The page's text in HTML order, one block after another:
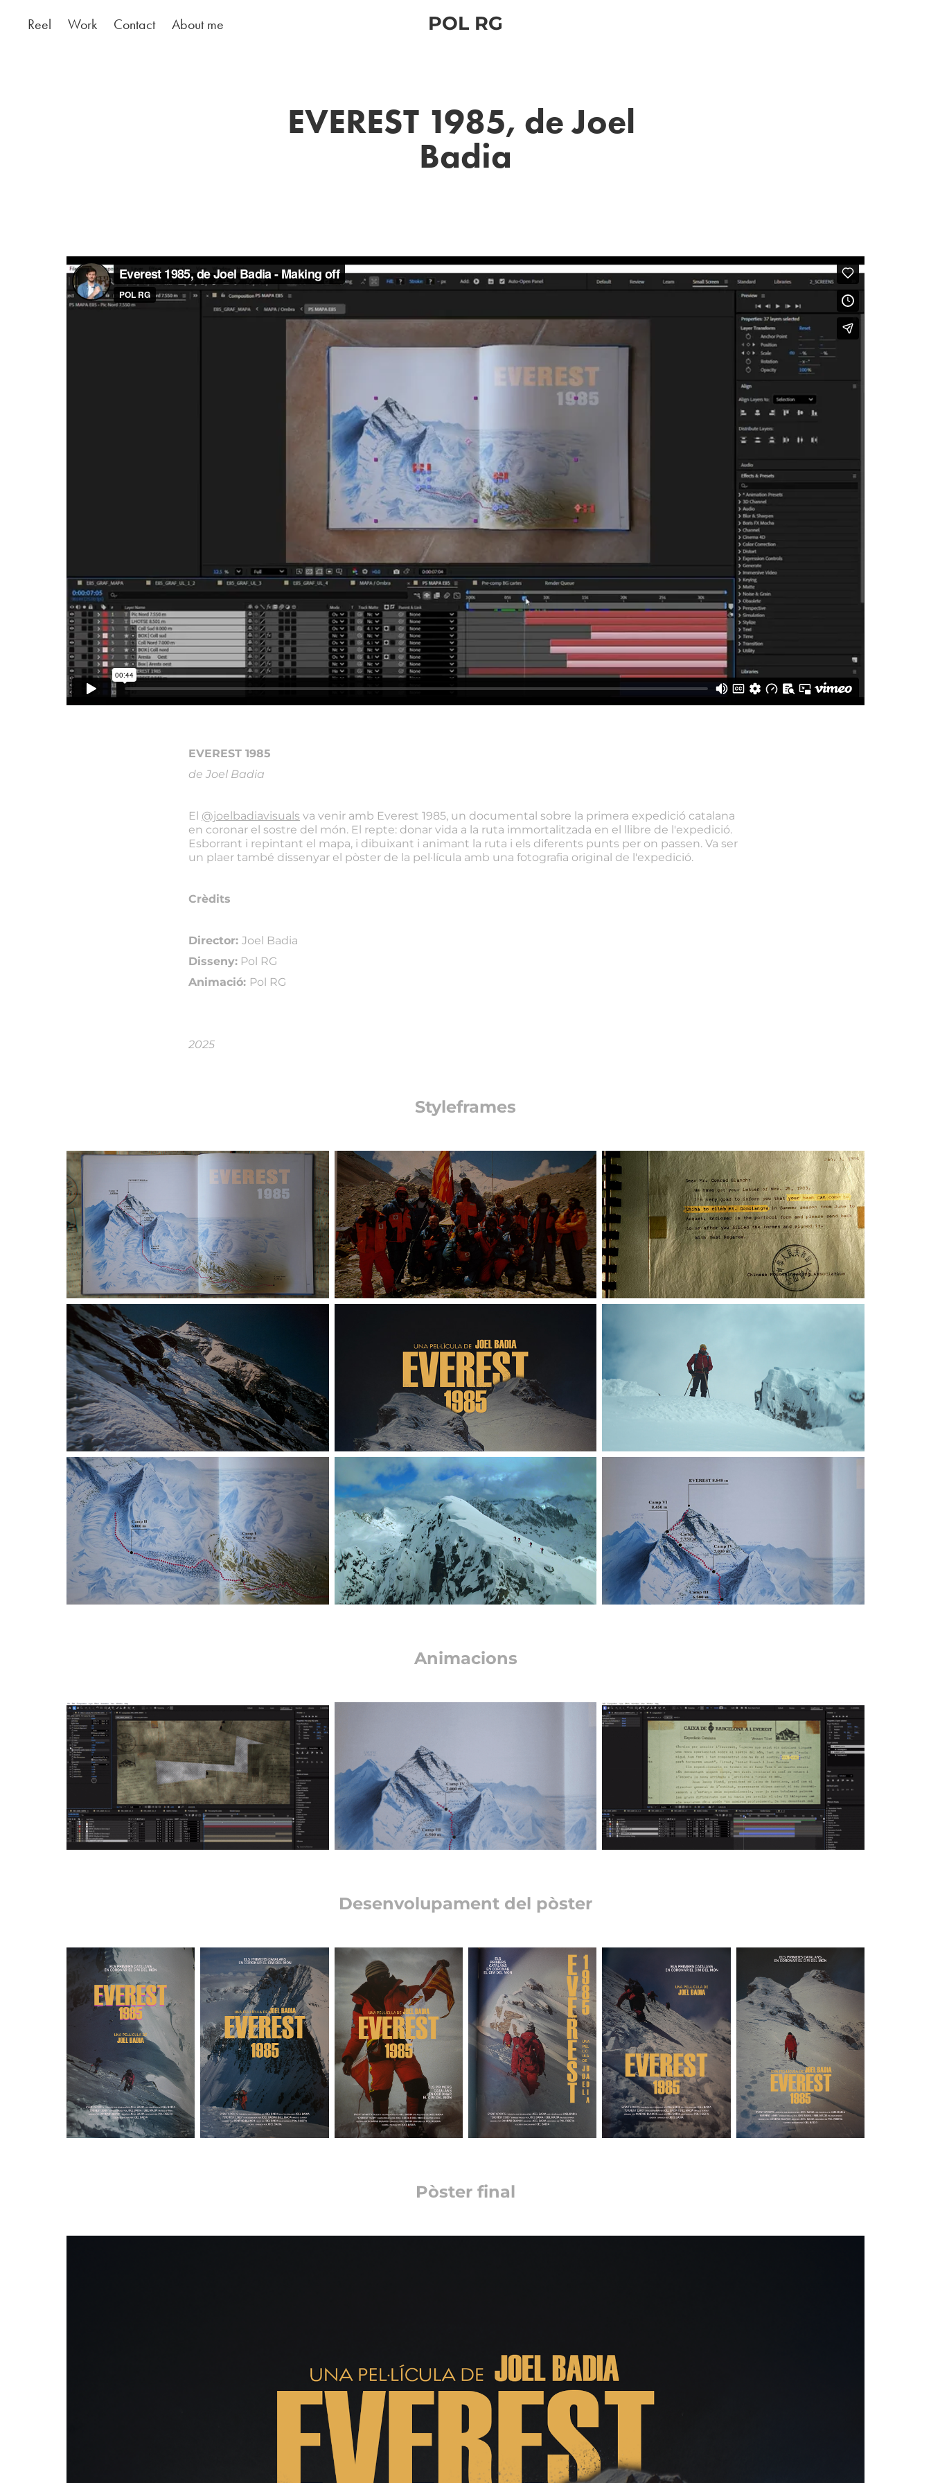
Reel Work Contact About me POL RG
EVEREST 1985, de Joel
Badia
EVEREST 1985
de Joel Badia
El@joelbadiavisualsva venir amb Everest 1985, un documental sobre la primera expedició catalana
en coronar el sostre del món. El repte: donar vida a la ruta immortalitzada en el llibre de l'expedició.
Esborrant i repintant el mapa, i dibuixant i animant la ruta i els diferents punts per on passen. Va ser
un plaer també dissenyar el pòster de la pel·lícula amb una fotografia original de l'expedició.
Crèdits
Director:Joel Badia
Disseny: Pol RG
Animació: Pol RG
2025
Styleframes
Animacions
Desenvolupament del pòster
Pòster final